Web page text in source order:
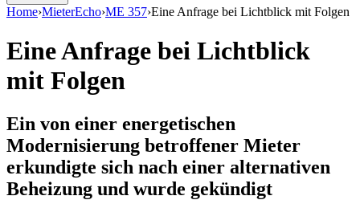
Home›MieterEcho›ME 357›Eine Anfrage bei Lichtblick mit Folgen
Eine Anfrage bei Lichtblick
mit Folgen
Ein von einer energetischen
Modernisierung betroffener Mieter
erkundigte sich nach einer alternativen
Beheizung und wurde gekündigt